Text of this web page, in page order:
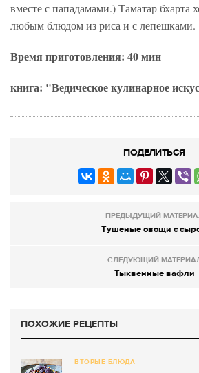
вместе с пападамами.) Таматар бхарта
любым блюдом из риса и с лепешками.
Время приготовления: 40 мин
книга: "Ведическое кулинарное
ПОДЕЛИТЬСЯ
ПРЕДЫДУЩИЙ
Тушеные овощи с
СЛЕДУЮЩИЙ
Тыквенные вафли
ПОХОЖИЕ РЕЦЕПТЫ
ВТОРЫЕ БЛЮДА